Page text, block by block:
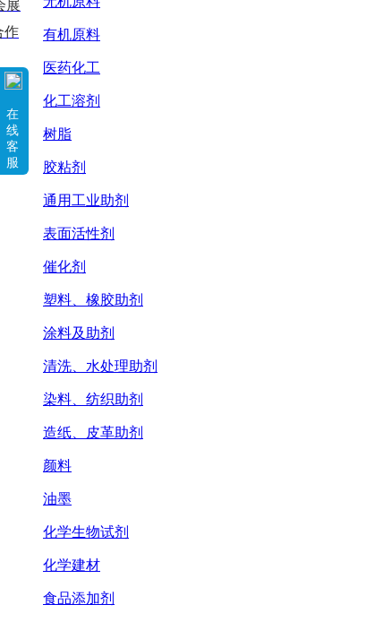
有机原料
医药化工
化工溶剂
树脂
胶粘剂
通用工业助剂
表面活性剂
催化剂
塑料、橡胶助剂
涂料及助剂
清洗、水处理助剂
染料、纺织助剂
造纸、皮革助剂
颜料
油墨
化学生物试剂
化学建材
食品添加剂
展
作
在
线
客
服